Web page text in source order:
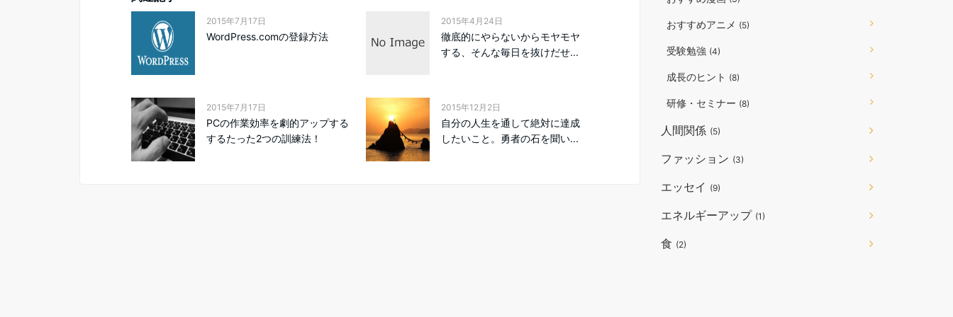
2015年7月17日
WordPress.comの登録方法
2015年4月24日
徹底的にやらないからモヤモヤ
する、そんな毎日を抜けだせ...
2015年7月17日
PCの作業効率を劇的アップする
するたった2つの訓練法！
2015年12月2日
自分の人生を通して絶対に達成
したいこと。勇者の石を聞い...
おすすめアニメ (5)
受験勉強 (4)
成長のヒント (8)
研修・セミナー (8)
人間関係 (5)
ファッション (3)
エッセイ (9)
エネルギーアップ (1)
食 (2)